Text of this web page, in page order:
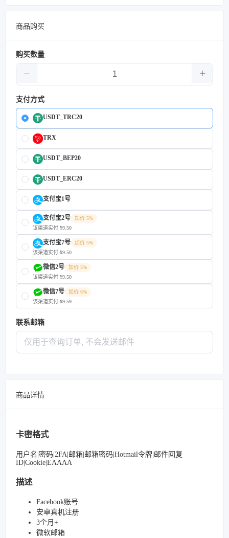
商品购买
购买数量
支付方式
USDT_TRC20
TRX
USDT_BEP20
USDT_ERC20
支付宝1号
支付宝2号
加价 5%
该渠道实付 ¥9.50
支付宝7号
加价 5%
该渠道实付 ¥9.50
微信2号
加价 5%
该渠道实付 ¥9.50
微信7号
加价 6%
该渠道实付 ¥9.59
联系邮箱
商品详情
卡密格式
用户名|密码|2FA|邮箱|邮箱密码|Hotmail令牌|邮件回复
ID|Cookie|EAAAA
描述
Facebook账号
安卓真机注册
3个月+
微软邮箱